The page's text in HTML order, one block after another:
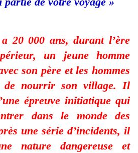
20 000 ans, durant l’ère
un jeune homme
son père et les hommes
nourrir son village. Il
épreuve initiatique qui
dans le monde des
une série d’incidents, il
nature dangereuse et